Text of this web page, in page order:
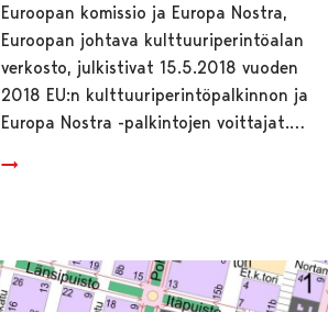
Euroopan komissio ja Europa Nostra,
Euroopan johtava kulttuuriperintöalan
verkosto, julkistivat 15.5.2018 vuoden
2018 EU:n kulttuuriperintöpalkinnon ja
Europa Nostra -palkintojen voittajat.…